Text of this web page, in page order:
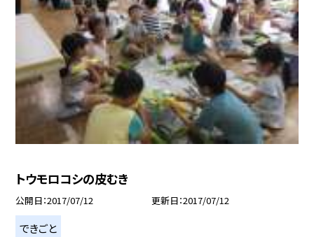
トウモロコシの皮むき
公開日 2017/07/12 更新日 2017/07/12
できごと